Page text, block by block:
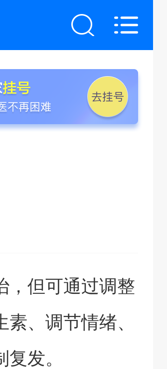
，但可通过调整
、调节情绪、
发。